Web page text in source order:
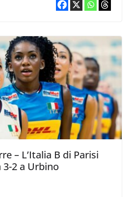
– L’Italia B di Parisi
2 a Urbino